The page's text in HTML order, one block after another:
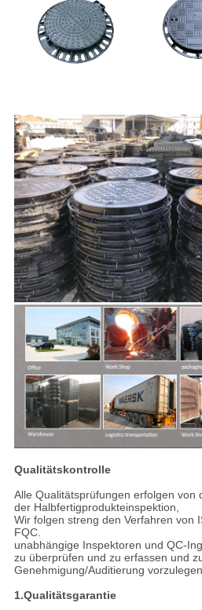
Qualitätskontrolle
Alle Qualitätsprüfungen erfolgen von
der Halbfertigprodukteinspektion,
Wir folgen streng den Verfahren von
FQC.
unabhängige Inspektoren und QC-
zu überprüfen und zu erfassen und
Genehmigung/Auditierung vorzulegen.
1.Qualitätsgarantie